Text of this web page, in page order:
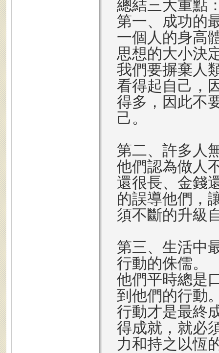
總結三大重點
第一、成功的
一個人的身高
思想的大小決
我們要摒棄人
看得起自己，
得多，因此不
己。
第二、許多人
他們認為做人
還很長、金錢
的誤導他們，
須不斷的升級
第三、生活中
行動的侏儒。
他們平時總是
到他們的行動
行動才是最終
得成就，就必
力和持之以恆